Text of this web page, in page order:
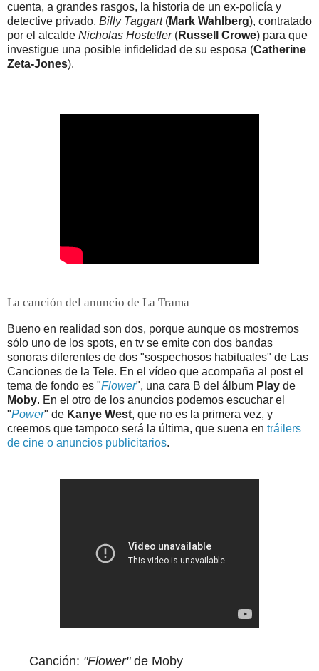
cuenta, a grandes rasgos, la historia de un ex-policía y
detective privado, Billy Taggart(Mark Wahlberg), contratado
por el alcalde Nicholas Hostetler(Russell Crowe) para que
investigue una posible infidelidad de su esposa (Catherine
Zeta-Jones).
La canción del anuncio de La Trama
Bueno en realidad son dos, porque aunque os mostremos
sólo uno de los spots, en tv se emite con dos bandas
sonoras diferentes de dos "sospechosos habituales" de Las
Canciones de la Tele. En el vídeo que acompaña al post el
tema de fondo es "Flower", una cara B del álbum Play de
Moby. En el otro de los anuncios podemos escuchar el
"Power" de Kanye West, que no es la primera vez, y
creemos que tampoco será la última, que suena en tráilers
de cine o anuncios publicitarios.
Canción: "Flower"de Moby